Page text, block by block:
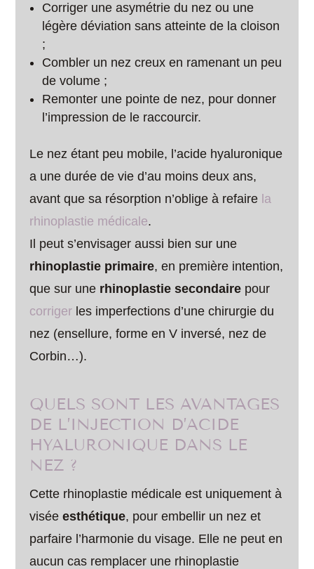
Corriger une asymétrie du nez ou une
légère déviation sans atteinte de la cloison
;
Combler un nez creux en ramenant un peu
de volume ;
Remonter une pointe de nez, pour donner
l’impression de le raccourcir.
Le nez étant peu mobile, l’acide hyaluronique
a une durée de vie d’au moins deux ans,
avant que sa résorption n’oblige à refaire la
rhinoplastie médicale.
Il peut s’envisager aussi bien sur une
rhinoplastie primaire, en première intention,
que sur une rhinoplastie secondaire pour
corriger les imperfections d’une chirurgie du
nez (ensellure, forme en V inversé, nez de
Corbin…).
QUELS SONT LES AVANTAGES
DE L’INJECTION D’ACIDE
HYALURONIQUE DANS LE
NEZ ?
Cette rhinoplastie médicale est uniquement à
viséeesthétique, pour embellir un nez et
parfaire l’harmonie du visage. Elle ne peut en
aucun cas remplacer une rhinoplastie